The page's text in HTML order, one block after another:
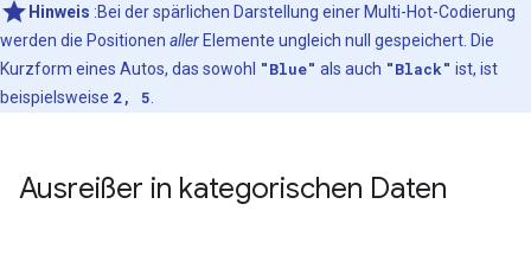
Hinweis :Bei der spärlichen Darstellung einer Multi-Hot-Codierung
werden die Positionen aller Elemente ungleich null gespeichert. Die
Kurzform eines Autos, das sowohl "Blue" als auch "Black" ist, ist
beispielsweise 2, 5
Ausreißer in kategorischen Daten